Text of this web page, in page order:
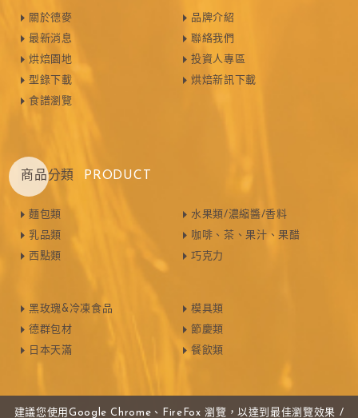
關於德麥
最新消息
烘焙園地
型錄下載
食譜瀏覽
品牌介紹
聯絡我們
投資人專區
烘焙新訊下載
商品分類 PRODUCT
麵包類
乳品類
西點類
水果類/濃縮醬/香料
咖啡、茶、果汁、果醋
巧克力
黑玫瑰&冷凍食品
德群包材
日本天滿
模具類
節慶類
餐飲類
建議您使用Google Chrome、FireFox 瀏覽，以達到最佳瀏覽效果 /